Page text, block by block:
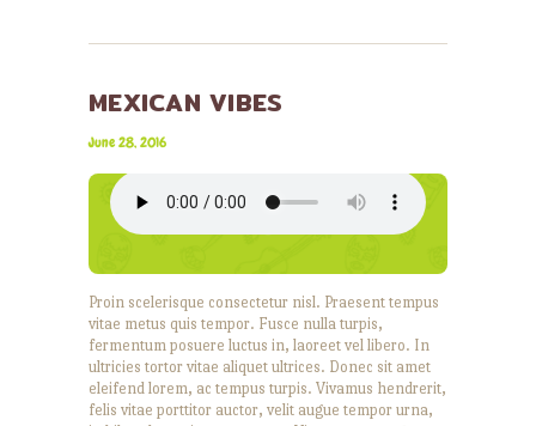
MEXICAN VIBES
June 28, 2016
Lily Hunter
Insert Audio Title Here
Proin scelerisque consectetur nisl. Praesent tempus
vitae metus quis tempor. Fusce nulla turpis,
fermentum posuere luctus in, laoreet vel libero. In
ultricies tortor vitae aliquet ultrices. Donec sit amet
eleifend lorem, ac tempus turpis. Vivamus hendrerit,
felis vitae porttitor auctor, velit augue tempor urna,